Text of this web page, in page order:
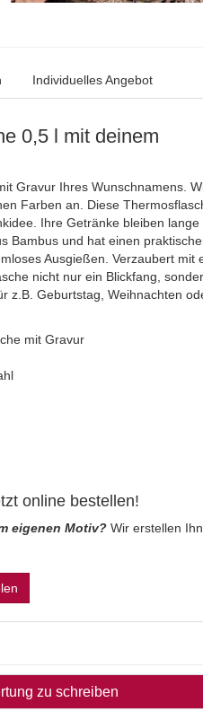
Individuelles Angebot
0,5 l mit deinem
Gravur Ihres Wunschnamens.
Farben an. Diese
Ihre Getränke bleiben
Bambus und hat einen
Ausgießen. Verzaubert mit
nicht nur ein Blickfang,
z.B. Geburtstag, Weihnachten
mit Gravur
online bestellen!
eigenen Motiv? Wir erstellen
zu schreiben